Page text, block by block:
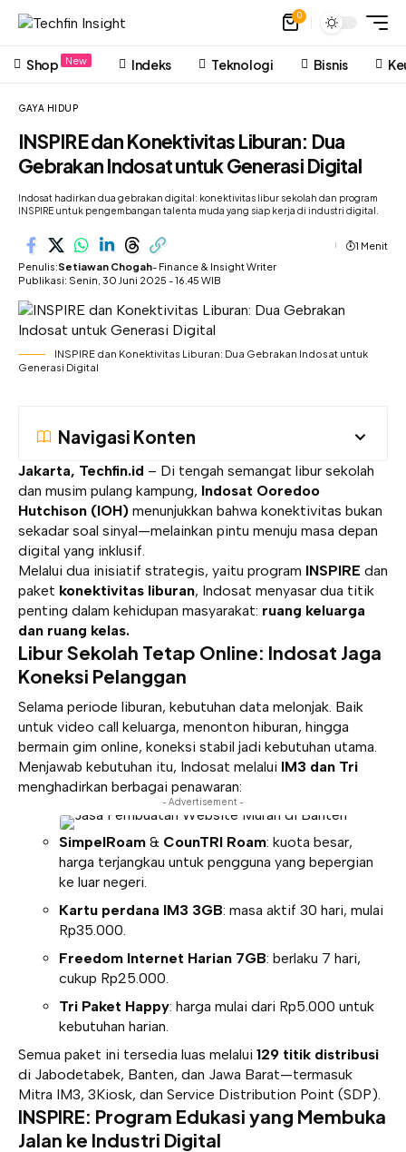
0
Shop New Indeks Teknologi Bisnis
GAYA HIDUP
INSPIRE dan Konektivitas Liburan: Dua
Gebrakan Indosat untuk Generasi Digital
Indosat hadirkan dua gebrakan digital: konektivitas libur sekolah dan program
INSPIRE untuk pengembangan talenta muda yang siap kerja di industri digital.
Penulis:Setiawan Chogah- Finance & Insight Writer
Publikasi: Senin, 30 Juni 2025 - 16.45 WIB
1 Menit
INSPIRE dan Konektivitas Liburan: Dua Gebrakan Indosat untuk
Generasi Digital
Navigasi Konten
Jakarta, Techfin.id – Di tengah semangat libur sekolah
dan musim pulang kampung, Indosat Ooredoo
Hutchison (IOH) menunjukkan bahwa konektivitas bukan
sekadar soal sinyal—melainkan pintu menuju masa depan
digital yang inklusif.
Melalui dua inisiatif strategis, yaitu program INSPIRE dan
paket konektivitas liburan, Indosat menyasar dua titik
penting dalam kehidupan masyarakat: ruang keluarga
dan ruang kelas.
Libur Sekolah Tetap Online: Indosat Jaga
Koneksi Pelanggan
Selama periode liburan, kebutuhan data melonjak. Baik
untuk video call keluarga, menonton hiburan, hingga
bermain gim online, koneksi stabil jadi kebutuhan utama.
Menjawab kebutuhan itu, Indosat melalui IM3 dan Tri
menghadirkan berbagai penawaran:
- Advertisement -
SimpelRoam & CounTRI Roam: kuota besar,
harga terjangkau untuk pengguna yang bepergian
ke luar negeri.
Kartu perdana IM3 3GB: masa aktif 30 hari, mulai
Rp35.000.
Freedom Internet Harian 7GB: berlaku 7 hari,
cukup Rp25.000.
Tri Paket Happy: harga mulai dari Rp5.000 untuk
kebutuhan harian.
Semua paket ini tersedia luas melalui 129 titik distribusi
di Jabodetabek, Banten, dan Jawa Barat—termasuk
Mitra IM3, 3Kiosk, dan Service Distribution Point (SDP).
INSPIRE: Program Edukasi yang Membuka
Jalan ke Industri Digital